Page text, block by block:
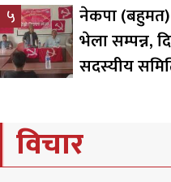
५
नेकपा (बहुमत)
भेला सम्पन्न,
सदस्यीय
विचार